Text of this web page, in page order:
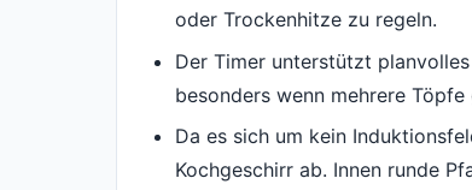
oder Trockenhitze zu regeln.
Der Timer unterstützt
besonders wenn mehrere
Da es sich um kein
Kochgeschirr ab. Innen runde